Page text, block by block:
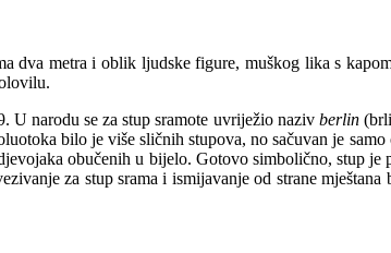
dva metra i oblik ljudske figure, muškog lika s
U narodu se za stup sramote uvriježio naziv berlin
bilo je više sličnih stupova, no sačuvan je
obučenih u bijelo. Gotovo simbolično, stup je
za stup srama i ismijavanje od strane